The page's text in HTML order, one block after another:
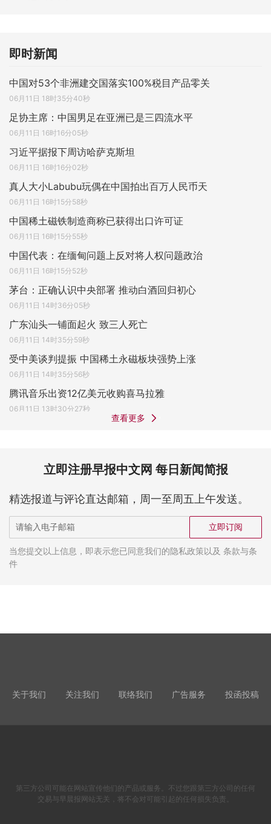
即时新闻
中国对53个非洲建交国落实100%税目产品零关
06月11日 18时35分40秒
足协主席：中国男足在亚洲已是三四流水平
06月11日 16时16分05秒
习近平据报下周访哈萨克斯坦
06月11日 16时16分02秒
真人大小Labubu玩偶在中国拍出百万人民币天
06月11日 16时15分58秒
中国稀土磁铁制造商称已获得出口许可证
06月11日 16时15分55秒
中国代表：在缅甸问题上反对将人权问题政治
06月11日 16时15分52秒
茅台：正确认识中央部署 推动白酒回归初心
06月11日 14时36分05秒
广东汕头一铺面起火 致三人死亡
06月11日 14时35分59秒
受中美谈判提振 中国稀土永磁板块强势上涨
06月11日 14时35分56秒
腾讯音乐出资12亿美元收购喜马拉雅
06月11日 13时30分27秒
查看更多
立即注册早报中文网 每日新闻简报
精选报道与评论直达邮箱，周一至周五上午发送。
立即订阅
当您提交以上信息，即表示您已同意我们的隐私政策以及 条款与条
件
关于我们 关注我们 联络我们 广告服务 投函投稿
第三方公司可能在网站宣传他们的产品或服务。不过您跟第三方公司的任何
交易与早晨报网站无关，将不会对可能引起的任何损失负责。